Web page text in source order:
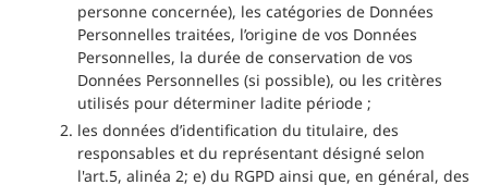
personne concernée), les catégories de Données
Personnelles traitées, l’origine de vos Données
Personnelles, la durée de conservation de vos
Données Personnelles (si possible), ou les critères
utilisés pour déterminer ladite période ;
les données d’identification du titulaire, des
responsables et du représentant désigné selon
l'art.5, alinéa 2; e) du RGPD ainsi que, en général, des